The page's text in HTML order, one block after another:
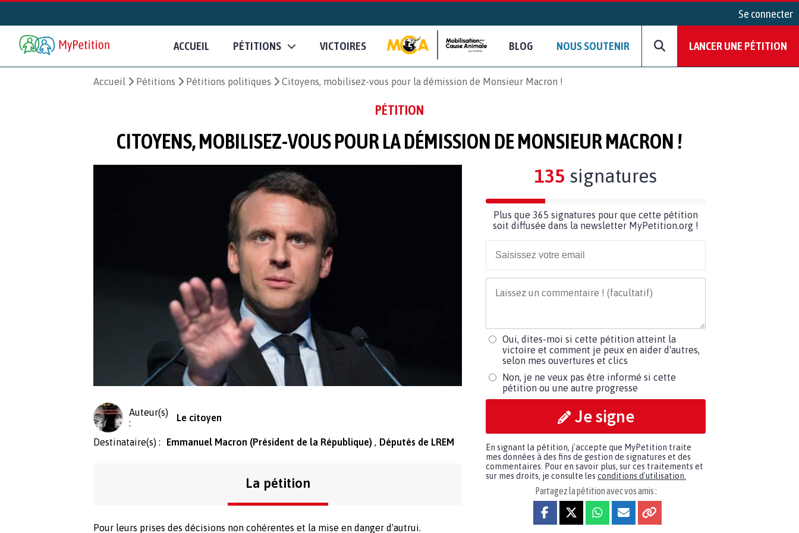
Se connecter
ACCUEIL PÉTITIONS VICTOIRES BLOG NOUS SOUTENIR LANCER UNE PÉTITION
Accueil Pétitions Pétitions politiques Citoyens, mobilisez-vous pour la démission de Monsieur Macron !
PÉTITION
CITOYENS, MOBILISEZ-VOUS POUR LA DÉMISSION DE MONSIEUR MACRON !
Auteur(s)
:
Le citoyen
Destinataire(s) : Emmanuel Macron (Président de la République) Députés de LREM
La pétition
Pour leurs prises des décisions non cohérentes et la mise en danger d'autrui.
135 signatures
Plus que 365 signatures pour que cette pétition
soit diffusée dans la newsletter MyPetition.org !
Oui, dites-moi si cette pétition atteint la
victoire et comment je peux en aider d'autres,
selon mes ouvertures et clics
Non, je ne veux pas être informé si cette
pétition ou une autre progresse
Je signe
En signant la pétition, j'accepte que MyPetition traite
mes données à des fins de gestion de signatures et des
commentaires. Pour en savoir plus, sur ces traitements et
sur mes droits, je consulte les conditions d'utilisation.
Partagez la pétition avec vos amis :